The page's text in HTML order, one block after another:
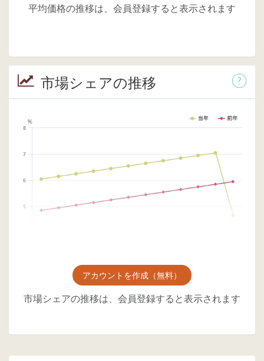
平均価格の推移は、会員登録すると表示されます
市場シェアの推移
アカウントを作成（無料）
市場シェアの推移は、会員登録すると表示されます